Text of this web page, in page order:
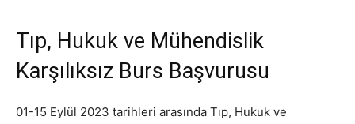
Tıp, Hukuk ve Mühendislik
Karşılıksız Burs Başvurusu
01-15 Eylül 2023 tarihleri arasında Tıp, Hukuk ve